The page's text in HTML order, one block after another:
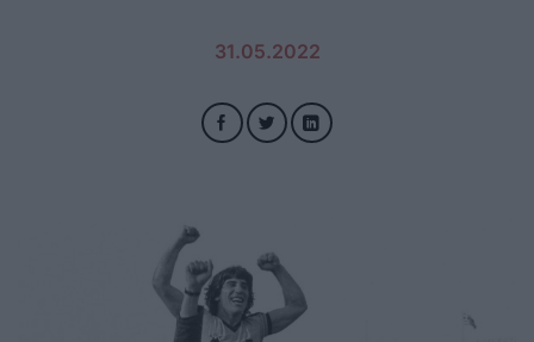
31.05.2022